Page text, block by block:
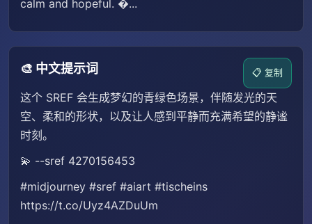
calm and hopeful. �...
🎨 中文提示词 📋 复制
这个 SREF 会生成梦幻的青绿色场景，伴随发光的天
空、柔和的形状，以及让人感到平静而充满希望的静谧
时刻。
💫 --sref 4270156453
#midjourney #sref #aiart #tischeins
https://t.co/Uyz4AZDuUm